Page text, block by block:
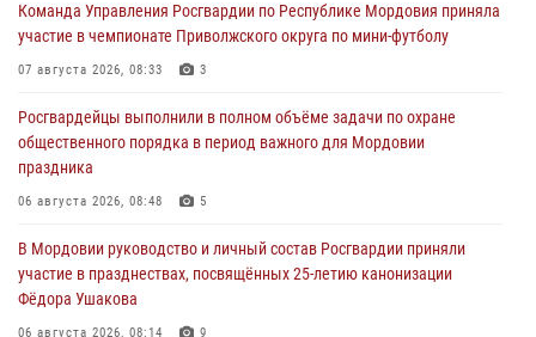
Команда Управления Росгвардии по Республике Мордовия приняла
участие в чемпионате Приволжского округа по мини-футболу
07 августа 2026, 08:33 3
Росгвардейцы выполнили в полном объёме задачи по охране
общественного порядка в период важного для Мордовии
праздника
06 августа 2026, 08:48 5
В Мордовии руководство и личный состав Росгвардии приняли
участие в празднествах, посвящённых 25-летию канонизации
Фёдора Ушакова
06 августа 2026, 08:14 9